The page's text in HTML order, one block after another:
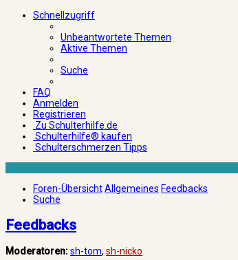
Schnellzugriff
Unbeantwortete Themen
Aktive Themen
Suche
FAQ
Anmelden
Registrieren
Zu Schulterhilfe.de
Schulterhilfe® kaufen
Schulterschmerzen Tipps
Foren-ÜbersichtAllgemeines Feedbacks
Suche
Feedbacks
Moderatoren:sh-tom, sh-nicko